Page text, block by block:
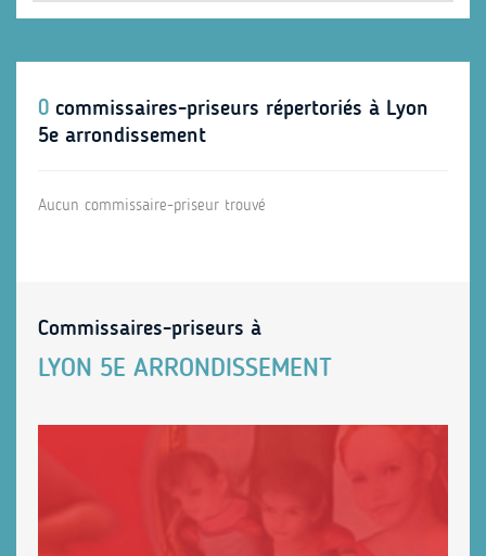
0 commissaires-priseurs répertoriés à Lyon
5e arrondissement
Aucun commissaire-priseur trouvé
Commissaires-priseurs à
LYON 5E ARRONDISSEMENT